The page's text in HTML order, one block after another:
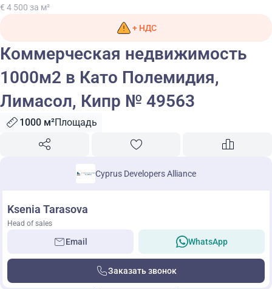
€ 4 500 за м²
+ НДС
Коммерческая недвижимость
1000м2 в Като Полемидия,
Лимасол, Кипр № 49563
1000 м²Площадь
Cyprus Developers Alliance
Ksenia Tarasova
Head of sales
Email WhatsApp
Заказать звонок